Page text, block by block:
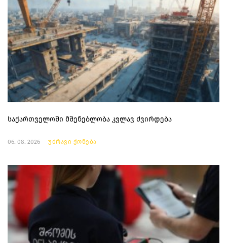
საქართველოში მშენებლობა კვლავ ძვირდება
06. 08. 2026 უძრავი ქონება